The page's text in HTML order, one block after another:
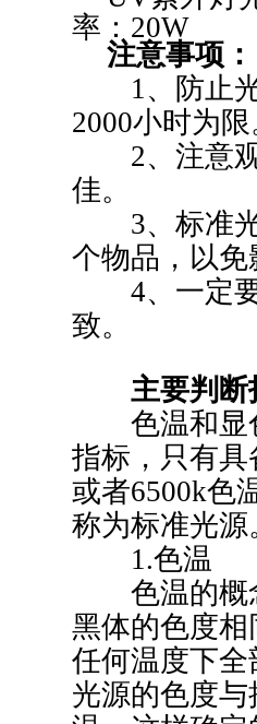
率： 20W
注意事项：
1、防止
2000小时为
2、注意
佳。
3、标准
个物品，以
4、一定
致。
主要判断
色温和显色
指标，只有
或者6500k色
称为标准光源
1.色温
色温的概念
黑体的色度
任何温度下
光源的色度